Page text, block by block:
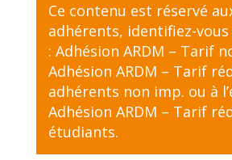
Ce contenu est réservé
adhérents, identifiez-vous
: Adhésion ARDM – Tarif
Adhésion ARDM – Tarif
adhérents non imp. ou à
Adhésion ARDM – Tarif
étudiants.